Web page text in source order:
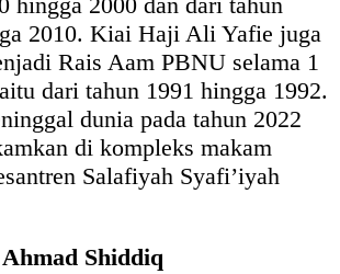
2010. Kiai Haji Ali Yafie juga
Rais Aam PBNU selama 1
dari tahun 1991 hingga 1992.
dunia pada tahun 2022
di kompleks makam
Salafiyah Syafi’iyah
Shiddiq